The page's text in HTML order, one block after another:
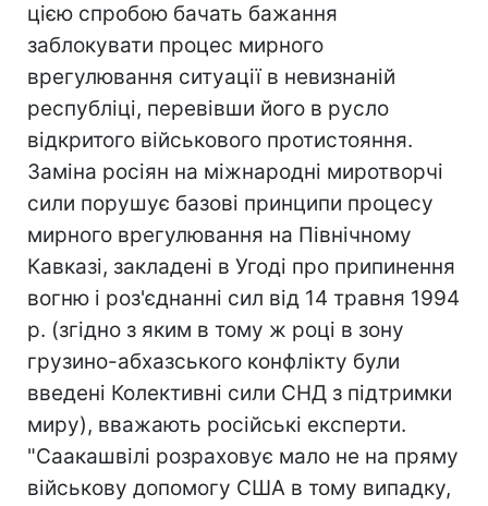
цією спробою бачать бажання
заблокувати процес мирного
врегулювання ситуації в невизнаній
республіці, перевівши його в русло
відкритого військового протистояння.
Заміна росіян на міжнародні миротворчі
сили порушує базові принципи процесу
мирного врегулювання на Північному
Кавказі, закладені в Угоді про припинення
вогню і роз'єднанні сил від 14 травня 1994
р. (згідно з яким в тому ж році в зону
грузино-абхазського конфлікту були
введені Колективні сили СНД з підтримки
миру), вважають російські експерти.
"Саакашвілі розраховує мало не на пряму
військову допомогу США в тому випадку,